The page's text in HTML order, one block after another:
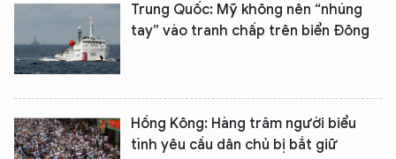
Trung Quốc: Mỹ không nên “nhúng
tay” vào tranh chấp trên biển Đông
Hồng Kông: Hàng trăm người biểu
tình yêu cầu dân chủ bị bắt giữ